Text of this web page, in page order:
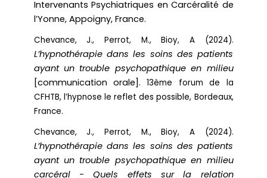
Intervenants Psychiatriques en Carcéralité de
l’Yonne, Appoigny, France.
Chevance, J., Perrot, M., Bioy, A (2024).
L’hypnothérapie dans les soins des patients
ayant un trouble psychopathique en milieu
[communication orale].13ème forum de la
CFHTB, l’hypnose le reflet des possible, Bordeaux,
France.
Chevance, J., Perrot, M., Bioy, A (2024).
L’hypnothérapie dans les soins des patients
ayant un trouble psychopathique en milieu
carcéral - Quels effets sur la relation